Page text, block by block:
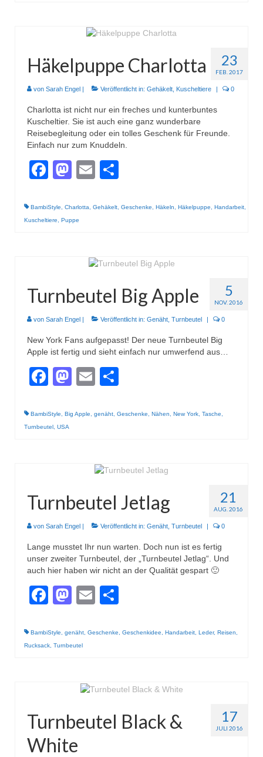
23
FEB. 2017
Häkelpuppe Charlotta
von Sarah Engel | Veröffentlicht in: Gehäkelt Kuscheltiere | 0
Charlotta ist nicht nur ein freches und kunterbuntes
Kuscheltier. Sie ist auch eine ganz wunderbare
Reisebegleitung oder ein tolles Geschenk für Freunde.
Einfach nur zum Knuddeln.
Facebook
Mastodon
Email
BambiStyle Charlotta Gehäkelt Geschenke Häkeln Häkelpuppe Handarbeit
Kuscheltiere
Puppe
5
NOV. 2016
Turnbeutel Big Apple
von Sarah Engel | Veröffentlicht in: Genäht Turnbeutel | 0
New York Fans aufgepasst! Der neue Turnbeutel Big
Apple ist fertig und sieht einfach nur umwerfend aus…
Facebook
Mastodon
Email
BambiStyle Big Apple genäht Geschenke Nähen New York Tasche
Turnbeutel USA
21
AUG. 2016
Turnbeutel Jetlag
von Sarah Engel Veröffentlicht in: Genäht, Turnbeutel 0
Lange musstet Ihr nun warten. Doch nun ist es fertig
unser zweiter Turnbeutel, der „Turnbeutel Jetlag“. Und
auch hier haben wir nicht an der Qualität gespart 🙂
Facebook
Mastodon
Email
BambiStyle, genäht, Geschenke, Geschenkidee, Handarbeit, Leder, Reisen,
Rucksack, Turnbeutel
17
JULI 2016
Turnbeutel Black &
White